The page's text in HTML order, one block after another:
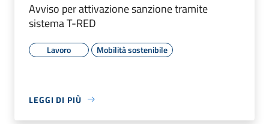
Avviso per attivazione sanzione tramite
sistema T-RED
Lavoro Mobilità sostenibile
LEGGI DI PIÙ